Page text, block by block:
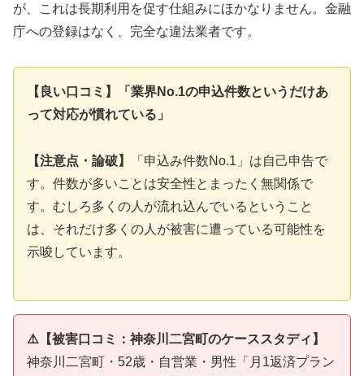
が、これは長期利用を促す仕組みにほかなりません。金融
庁への登録はなく、完全な違法業者です。
【良い口コミ】「業界No.1の申込件数というだけあ
って対応が慣れている」
【注意点・論破】
「申込み件数No.1」は自己申告で
す。件数が多いことは安全性とまったく無関係で
す。むしろ多くの人が流れ込んでいるということ
は、それだけ多くの人が被害に遭っている可能性を
示唆しています。
⚠️【被害口コミ：神奈川二宮町のケーススタディ】
神奈川二宮町・52歳・自営業・男性「月1返済プラン